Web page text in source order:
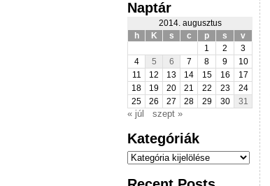
Naptár
2014. augusztus
h
K s c p s
v
1
2
3
4
5 6 7 8 9
10
11
12 13 14 15 16
17
18
19 20 21 22 23
24
25
26 27 28 29 30 31
« júl szept »
Kategóriák
Kategóriák